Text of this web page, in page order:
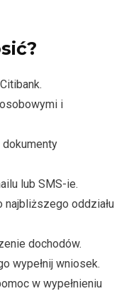
i
lub SMS-ie.
najbliższego oddziału
dochodów.
wypełnij wniosek.
w wypełnieniu